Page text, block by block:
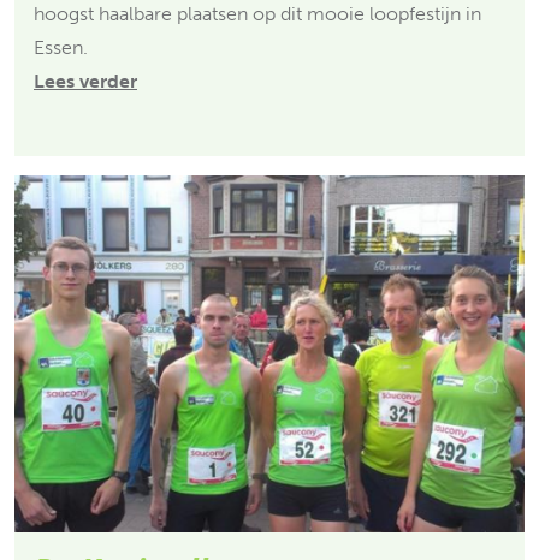
hoogst haalbare plaatsen op dit mooie loopfestijn in
Essen.
Lees verder